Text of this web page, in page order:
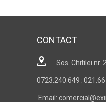
CONTACT
Sos. Chitilei nr.
0723.240.649 ;
Email: